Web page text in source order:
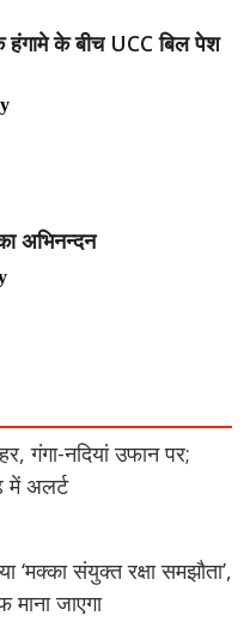
हंगामे के बीच UCC बिल पेश
अभिनन्दन
गंगा-नदियां उफान पर;
में अलर्ट
‘मक्का संयुक्त रक्षा समझौता’,
जाएगा